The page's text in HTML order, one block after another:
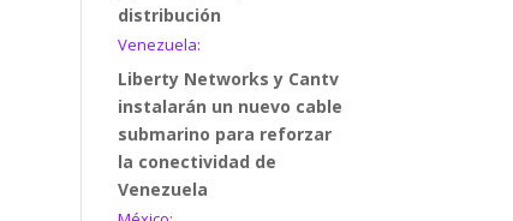
distribución
Venezuela:
Liberty Networks y Cantv
instalarán un nuevo cable
submarino para reforzar
la conectividad de
Venezuela